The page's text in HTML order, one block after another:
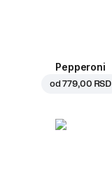
Pepperoni
od779,00 RSD